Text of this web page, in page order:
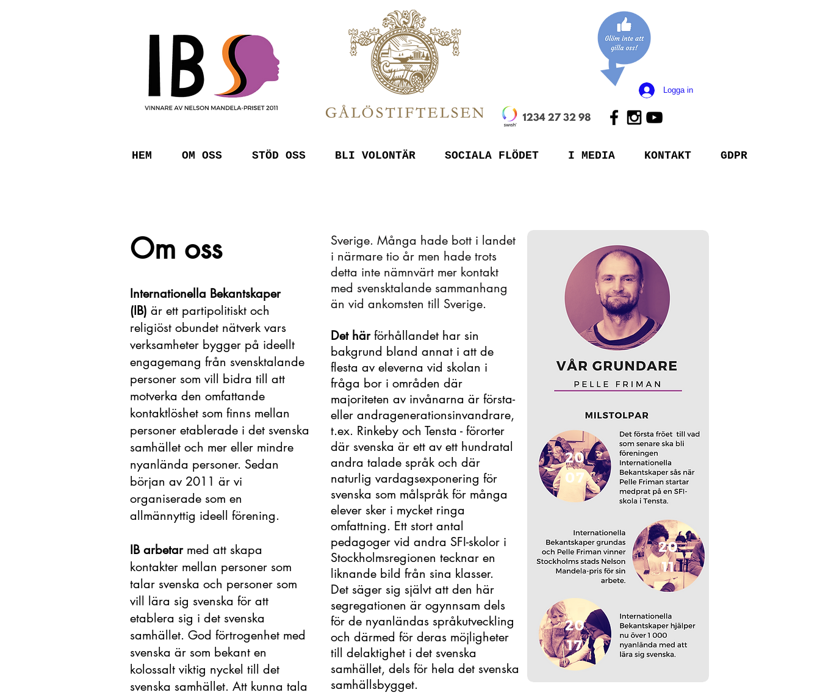
Logga in
HEM OM OSS STÖD OSS BLI VOLONTÄR SOCIALA FLÖDET I MEDIA KONTAKT GDPR
Om oss
Internationella Bekantskaper
(IB) är ett partipolitiskt och
religiöst obundet nätverk vars
verksamheter bygger på ideellt
engagemang från svensktalande
personer som vill bidra till att
motverka den omfattande
kontaktlöshet som finns mellan
personer etablerade i det svenska
samhället och mer eller mindre
nyanlända personer. Sedan
början av 2011 är vi
organiserade som en
allmännyttig ideell förening.
IB arbetar med att skapa
kontakter mellan personer som
talar svenska och personer som
vill lära sig svenska för att
etablera sig i det svenska
samhället. God förtrogenhet med
svenska är som bekant en
kolossalt viktig nyckel till det
svenska samhället. Att kunna tala
Sverige. Många hade bott i landet
i närmare tio år men hade trots
detta inte nämnvärt mer kontakt
med svensktalande sammanhang
än vid ankomsten till Sverige.
Det härförhållandet har sin
bakgrund bland annat i att de
flesta av eleverna vid skolan i
fråga bor i områden där
majoriteten av invånarna är första-
eller andragenerationsinvandrare,
t.ex. Rinkeby och Tensta - förorter
där svenska är ett av ett hundratal
andra talade språk och där
naturlig vardagsexponering för
svenska som målspråk för många
elever sker i mycket ringa
omfattning. Ett stort antal
pedagoger vid andra SFI-skolor i
Stockholmsregionen tecknar en
liknande bild från sina klasser.
Det säger sig självt att den här
segregationen är ogynnsam dels
för de nyanländas språkutveckling
och därmed för deras möjligheter
till delaktighet i det svenska
samhället, dels för hela det svenska
samhällsbygget.